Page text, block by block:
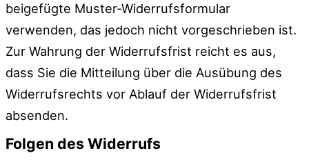
beigefügte Muster-Widerrufsformular
verwenden, das jedoch nicht vorgeschrieben ist.
Zur Wahrung der Widerrufsfrist reicht es aus,
dass Sie die Mitteilung über die Ausübung des
Widerrufsrechts vor Ablauf der Widerrufsfrist
absenden.
Folgen des Widerrufs